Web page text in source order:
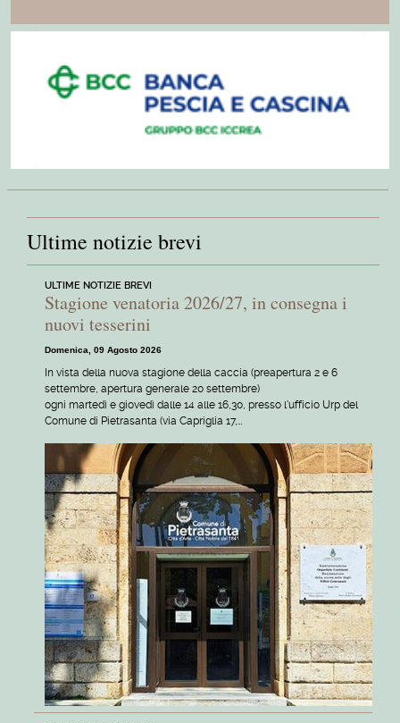
Ultime notizie brevi
ULTIME NOTIZIE BREVI
Stagione venatoria 2026/27, in consegna i
nuovi tesserini
Domenica, 09 Agosto 2026
In vista della nuova stagione della caccia (preapertura 2 e 6
settembre, apertura generale 20 settembre)
ogni martedì e giovedì dalle 14 alle 16,30, presso l'ufficio Urp del
Comune di Pietrasanta (via Capriglia 17,…